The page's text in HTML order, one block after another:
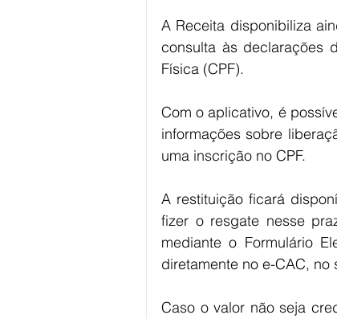
A Receita disponibiliza
consulta às declarações
Física (CPF).
Com o aplicativo, é
informações sobre
uma inscrição no CPF.
A restituição ficará
fizer o resgate nesse
mediante o Formulário
diretamente no e-CAC, no
Caso o valor não seja